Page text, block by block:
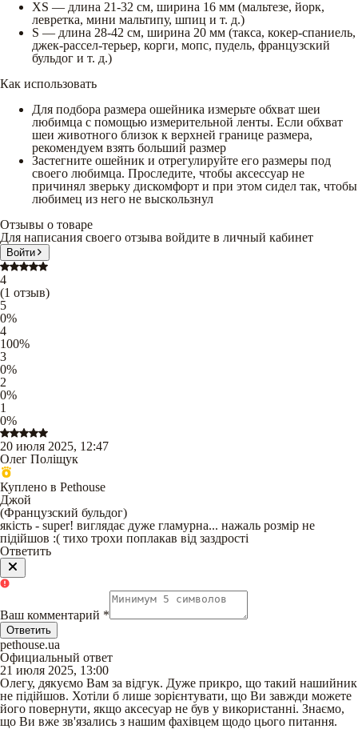
XS — длина 21-32 см, ширина 16 мм (мальтезе, йорк,
левретка, мини мальтипу, шпиц и т. д.)
S — длина 28-42 см, ширина 20 мм (такса, кокер-спаниель,
джек-рассел-терьер, корги, мопс, пудель, французский
бульдог и т. д.)
Как использовать
Для подбора размера ошейника измерьте обхват шеи
любимца с помощью измерительной ленты. Если обхват
шеи животного близок к верхней границе размера,
рекомендуем взять больший размер
Застегните ошейник и отрегулируйте его размеры под
своего любимца. Проследите, чтобы аксессуар не
причинял зверьку дискомфорт и при этом сидел так, чтобы
любимец из него не выскользнул
Отзывы о товаре
Для написания своего отзыва войдите в личный кабинет
Войти
4
(1 отзыв)
5
0%
4
100%
3
0%
2
0%
1
0%
20 июля 2025, 12:47
Олег Поліщук
Куплено в Pethouse
Джой
(Французский бульдог)
якість - super! виглядає дуже гламурна... нажаль розмір не
підійшов :( тихо трохи поплакав від заздрості
Ответить
Ваш комментарий *
Ответить
pethouse.ua
Официальный ответ
21 июля 2025, 13:00
Олегу, дякуємо Вам за відгук. Дуже прикро, що такий нашийник
не підійшов. Хотіли б лише зорієнтувати, що Ви завжди можете
його повернути, якщо аксесуар не був у використанні. Знаємо,
що Ви вже зв'язались з нашим фахівцем щодо цього питання.